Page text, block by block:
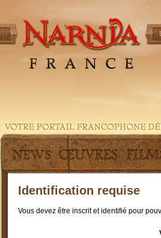
Identification requise
Vous devez être inscrit et identifié pour